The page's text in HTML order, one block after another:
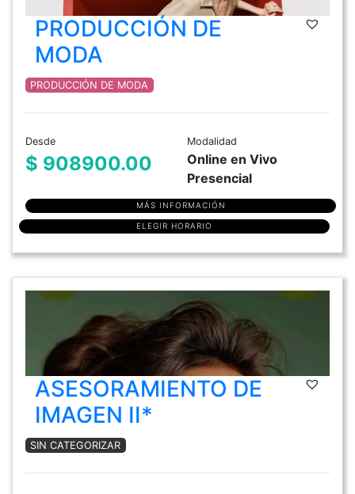
PRODUCCIÓN DE
MODA
PRODUCCIÓN DE MODA
Desde
$ 908900.00
Modalidad
Online en Vivo
Presencial
MÁS INFORMACIÓN
ELEGIR HORARIO
ASESORAMIENTO DE
IMAGEN II*
SIN CATEGORIZAR